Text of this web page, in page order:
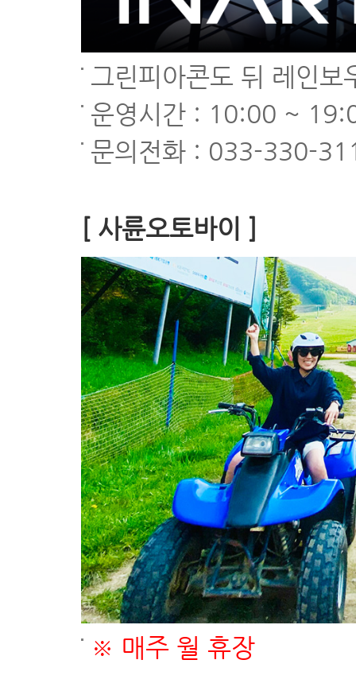
그린피아콘도 뒤 레인보
운영시간 : 10:00 ~
문의전화 : 033-330-
[ 사륜오토바이 ]
※ 매주 월 휴장